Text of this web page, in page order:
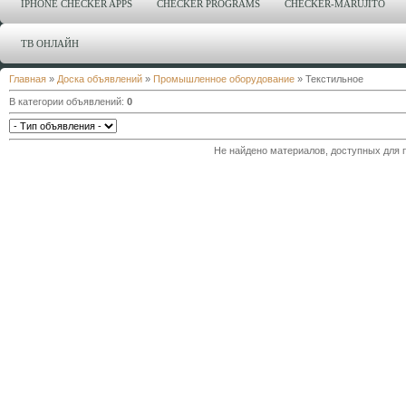
IPHONE CHECKER APPS CHECKER PROGRAMS CHECKER-MARUJITO
ТВ ОНЛАЙН
Главная » Доска объявлений » Промышленное оборудование » Текстильное
В категории объявлений: 0
Не найдено материалов, доступных для